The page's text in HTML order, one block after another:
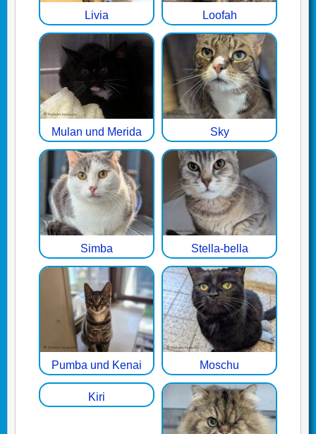
Livia Loofah
Mulan und Merida Sky
Simba Stella-bella
Pumba und Kenai Moschu
Kiri